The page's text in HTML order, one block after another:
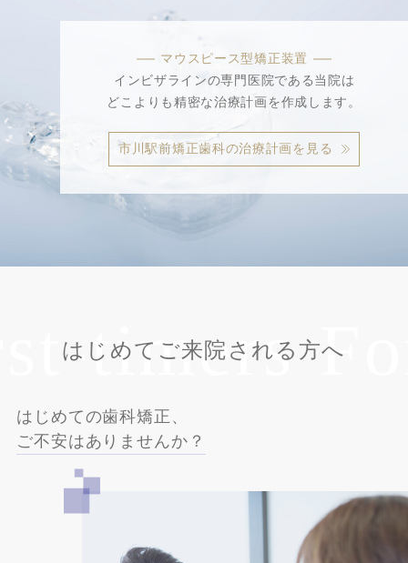
マウスピース型矯正装置
インビザラインの専門医院である当院は
どこよりも精密な治療計画を作成します。
市川駅前矯正歯科の治療計画を見る
はじめてご来院される方へ
timers For
はじめての歯科矯正、
ご不安はありませんか？